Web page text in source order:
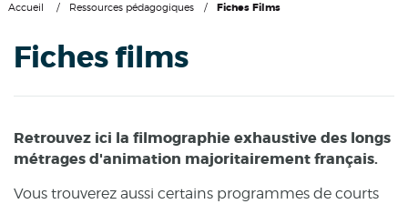
Accueil / Ressources pédagogiques / Fiches Films
Fiches films
Retrouvez ici la filmographie exhaustive des longs
métrages d'animation majoritairement français.
Vous trouverez aussi certains programmes de courts